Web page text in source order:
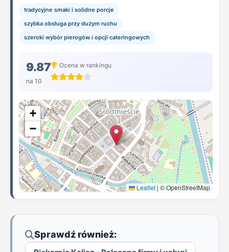
tradycyjne smaki i solidne porcje
szybka obsługa przy dużym ruchu
szeroki wybór pierogów i opcji cateringowych
9.87
na 10
Ocena w rankingu
+
−
Leaflet | © OpenStreetMap
Sprawdź również: